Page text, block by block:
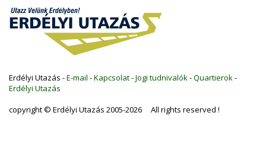
Erdélyi Utazás -E-mail -Kapcsolat-Jogi tudnivalók -Quartierok -
Erdélyi Utazás
copyright © Erdélyi Utazás 2005-2026 All rights reserved !